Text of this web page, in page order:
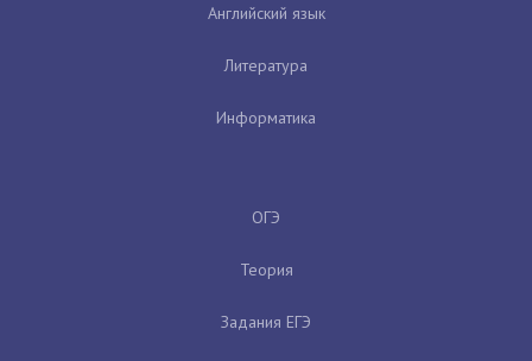
Английский язык
Литература
Информатика
ОГЭ
Теория
Задания ЕГЭ